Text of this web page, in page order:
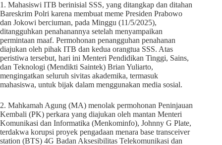
1. Mahasiswi ITB berinisial SSS, yang ditangkap dan ditahan
Bareskrim Polri karena membuat meme Presiden Prabowo
dan Jokowi berciuman, pada Minggu (11/5/2025),
ditangguhkan penahanannya setelah menyampaikan
permintaan maaf. Permohonan penangguhan penahanan
diajukan oleh pihak ITB dan kedua orangtua SSS. Atas
peristiwa tersebut, hari ini Menteri Pendidikan Tinggi, Sains,
dan Teknologi (Mendikti Saintek) Brian Yuliarto,
mengingatkan seluruh sivitas akademika, termasuk
mahasiswa, untuk bijak dalam menggunakan media sosial.
2. Mahkamah Agung (MA) menolak permohonan Peninjauan
Kembali (PK) perkara yang diajukan oleh mantan Menteri
Komunikasi dan Informatika (Menkominfo), Johnny G Plate,
terdakwa korupsi proyek pengadaan menara base transceiver
station (BTS) 4G Badan Aksesibilitas Telekomunikasi dan